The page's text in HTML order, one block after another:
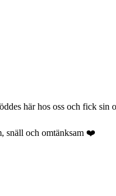
här hos oss och fick sin
snäll och omtänksam ❤️